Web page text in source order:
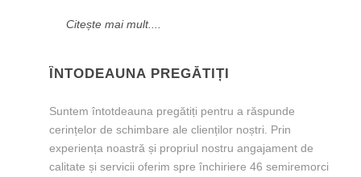
Citește mai mult....
ÎNTODEAUNA PREGĂTIȚI
Suntem întotdeauna pregătiți pentru a răspunde
cerințelor de schimbare ale clienților noștri. Prin
experiența noastră și propriul nostru angajament de
calitate și servicii oferim spre închiriere 46 semiremorci